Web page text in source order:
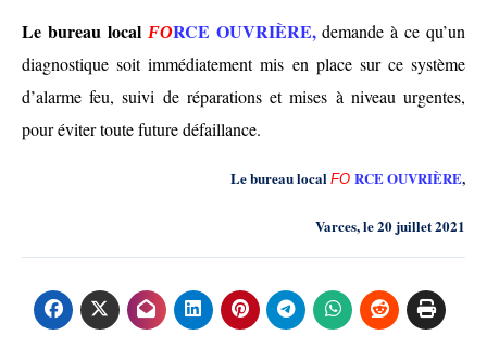
Le bureau local FORCE OUVRIÈRE,demande à ce qu’un
diagnostique soit immédiatement mis en place sur ce système
d’alarme feu,suivi de réparationset mises à niveau urgentes,
pouréviter toute futuredéfaillance.
Le bureau local FO RCE OUVRIÈRE,
Varces, le 20 juillet 2021